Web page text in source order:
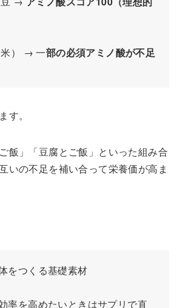
） → 一部の必須アミノ酸が不足
す。
飯」「豆腐とご飯」といった組み合
いの不足を補い合って栄養価が高ま
をつくる基礎素材
率を高めたいときはサプリで直